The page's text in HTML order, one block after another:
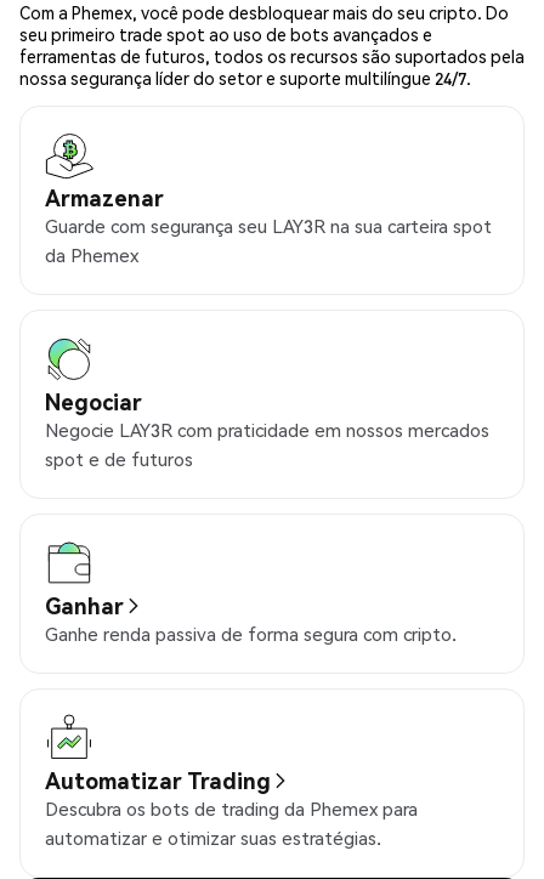
Com a Phemex, você pode desbloquear mais do seu cripto. Do
seu primeiro trade spot ao uso de bots avançados e
ferramentas de futuros, todos os recursos são suportados pela
nossa segurança líder do setor e suporte multilíngue 24/7.
Armazenar
Guarde com segurança seu LAY3R na sua carteira spot
da Phemex
Negociar
Negocie LAY3R com praticidade em nossos mercados
spot e de futuros
Ganhar
Ganhe renda passiva de forma segura com cripto.
Automatizar Trading
Descubra os bots de trading da Phemex para
automatizar e otimizar suas estratégias.